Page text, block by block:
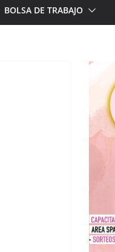
BOLSA DE TRABAJO